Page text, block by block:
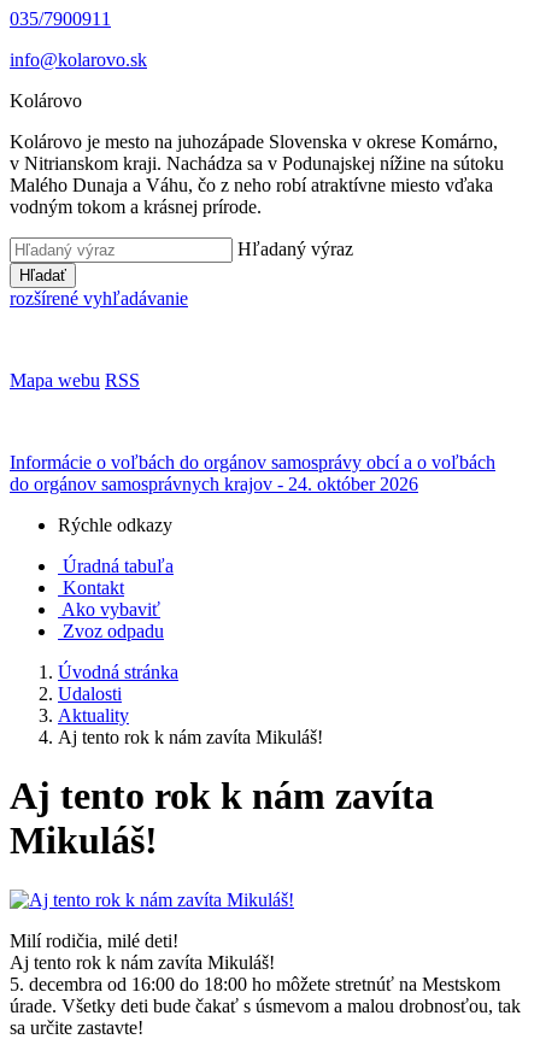
035/7900911
info@kolarovo.sk
Kolárovo
Kolárovo je mesto na juhozápade Slovenska v okrese Komárno,
v Nitrianskom kraji. Nachádza sa v Podunajskej nížine na sútoku
Malého Dunaja a Váhu, čo z neho robí atraktívne miesto vďaka
vodným tokom a krásnej prírode.
Hľadaný výraz
Hľadať
rozšírené vyhľadávanie
Mapa webu RSS
Informácie o voľbách do orgánov samosprávy obcí a o voľbách
do orgánov samosprávnych krajov - 24. október 2026
Rýchle odkazy
Úradná tabuľa
Kontakt
Ako vybaviť
Zvoz odpadu
Úvodná stránka
Udalosti
Aktuality
Aj tento rok k nám zavíta Mikuláš!
Aj tento rok k nám zavíta
Mikuláš!
Milí rodičia, milé deti!
Aj tento rok k nám zavíta Mikuláš!
5. decembra od 16:00 do 18:00 ho môžete stretnúť na Mestskom
úrade. Všetky deti bude čakať s úsmevom a malou drobnosťou, tak
sa určite zastavte!